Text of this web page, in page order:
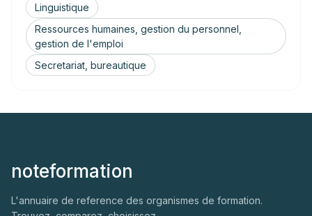
Linguistique
Ressources humaines, gestion du personnel,
gestion de l'emploi
Secretariat, bureautique
noteformation
L'annuaire de reference des organismes de formation.